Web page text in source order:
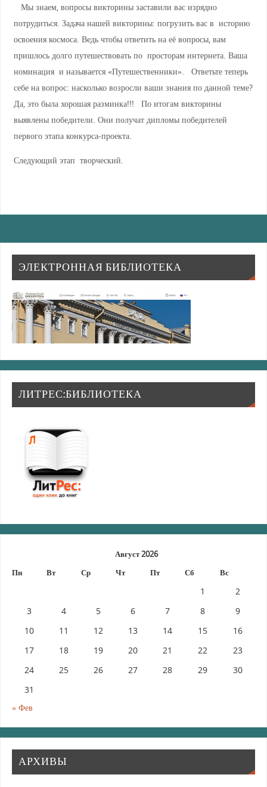
Мы знаем, вопросы викторины заставили вас изрядно
потрудиться. Задача нашей викторины: погрузить вас в историю
освоения космоса. Ведь чтобы ответить на её вопросы, вам
пришлось долго путешествовать по просторам интернета. Ваша
номинация и называется «Путешественники». Ответьте теперь
себе на вопрос: насколько возросли ваши знания по данной теме?
Да, это была хорошая разминка!!! По итогам викторины
выявлены победители. Они получат дипломы победителей
первого этапа конкурса-проекта.
Следующий этап творческий.
ЭЛЕКТРОННАЯ БИБЛИОТЕКА
ЛИТРЕС:БИБЛИОТЕКА
Август 2026
Пн
Вт Ср Чт Пт Сб Вс
« Фев
1
2
3
4 5 6 7 8
9
10
11 12 13 14 15
16
17
18 19 20 21 22
23
24
25 26 27 28 29
30
31
АРХИВЫ